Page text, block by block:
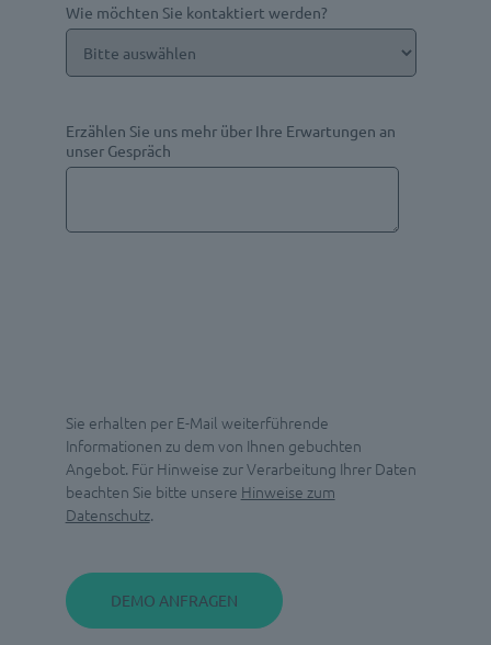
Wie möchten Sie kontaktiert werden?
Erzählen Sie uns mehr über Ihre Erwartungen an
unser Gespräch
Sie erhalten per E-Mail weiterführende
Informationen zu dem von Ihnen gebuchten
Angebot. Für Hinweise zur Verarbeitung Ihrer Daten
beachten Sie bitte unsere Hinweise zum
Datenschutz.